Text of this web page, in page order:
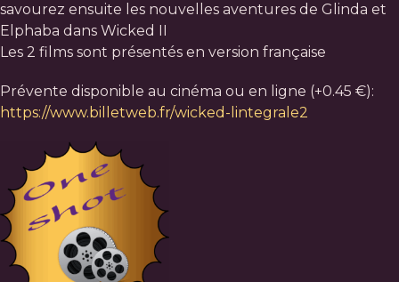
savourez ensuite les nouvelles aventures de Glinda et
Elphaba dans Wicked II
Les 2 films sont présentés en version française
Prévente disponible au cinéma ou en ligne (+0.45 €):
https://www.billetweb.fr/wicked-lintegrale2